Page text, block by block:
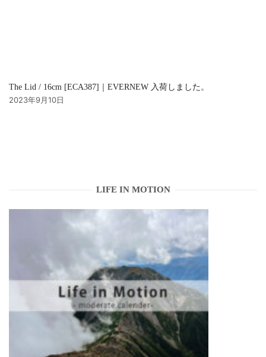
The Lid / 16cm [ECA387]｜EVERNEW 入荷しました。
2023年9月10日
LIFE IN MOTION